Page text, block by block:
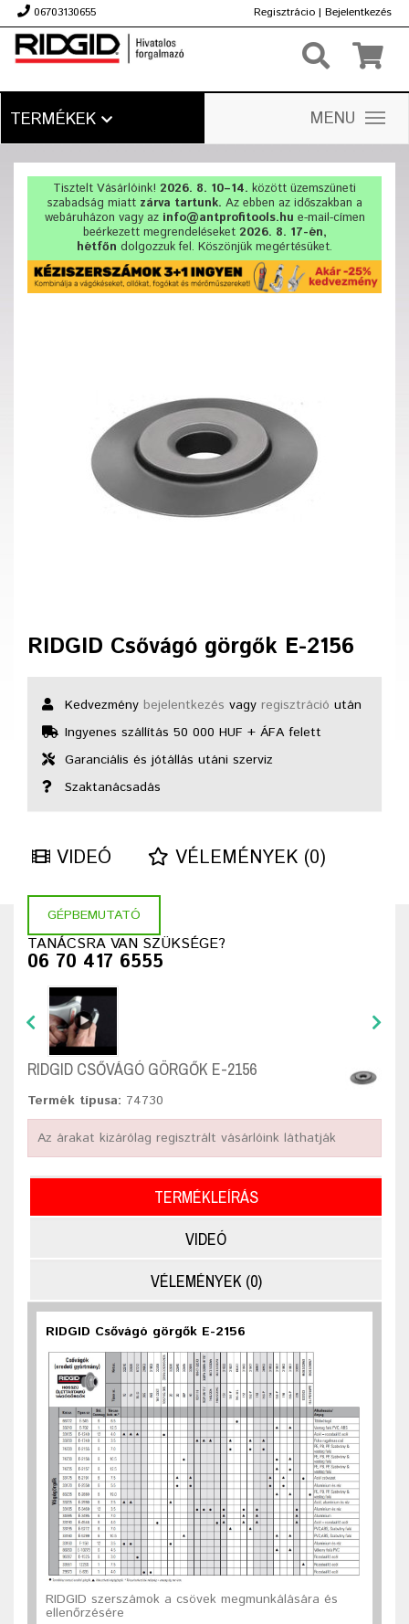
06703130655 Regisztrácio | Bejelentkezés
TERMÉKEK MENU
Tisztelt Vásárlóink! 2026. 8. 10–14. között üzemszüneti
szabadság miatt zárva tartunk. Az ebben az időszakban a
webáruházon vagy az info@antprofitools.hu e-mail-címen
beérkezett megrendeléseket 2026. 8. 17-én,
hétfőn dolgozzuk fel. Köszönjük megértésüket.
RIDGID Csővágó görgők E-2156
Kedvezmény bejelentkezés vagy regisztráció után
Ingyenes szállítás 50 000 HUF + ÁFA felett
Garanciális és jótállás utáni szerviz
Szaktanácsadás
VIDEÓ VÉLEMÉNYEK (0)
GÉPBEMUTATÓ
TANÁCSRA VAN SZÜKSÉGE?
06 70 417 6555
RIDGID CSŐVÁGÓ GÖRGŐK E-2156
Termék típusa: 74730
Az árakat kizárólag regisztrált vásárlóink láthatják
TERMÉKLEÍRÁS
VIDEÓ
VÉLEMÉNYEK (0)
RIDGID Csővágó görgők E-2156
RIDGID szerszámok a csövek megmunkálására és
ellenőrzésére